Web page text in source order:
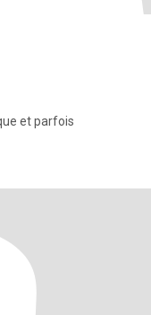
et parfois